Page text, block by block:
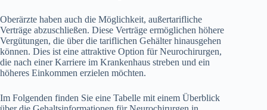
Oberärzte haben auch die Möglichkeit, außertarifliche
Verträge abzuschließen. Diese Verträge ermöglichen höhere
Vergütungen, die über die tariflichen Gehälter hinausgehen
können. Dies ist eine attraktive Option für Neurochirurgen,
die nach einer Karriere im Krankenhaus streben und ein
höheres Einkommen erzielen möchten.
Im Folgenden finden Sie eine Tabelle mit einem Überblick